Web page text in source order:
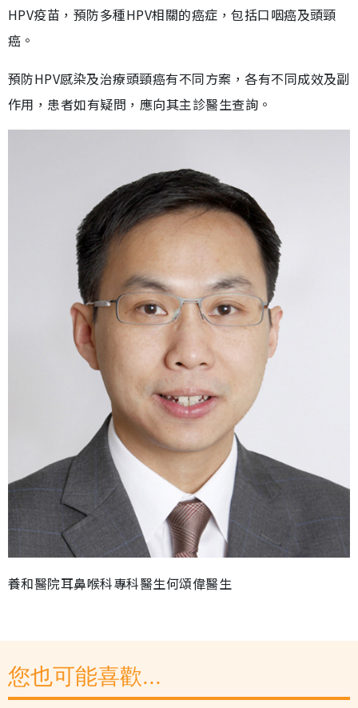
HPV疫苗，預防多種HPV相關的癌症，包括口咽癌及頭頸
癌。
預防HPV感染及治療頭頸癌有不同方案，各有不同成效及副
作用，患者如有疑問，應向其主診醫生查詢。
養和醫院耳鼻喉科專科醫生何頌偉醫生
您也可能喜歡...